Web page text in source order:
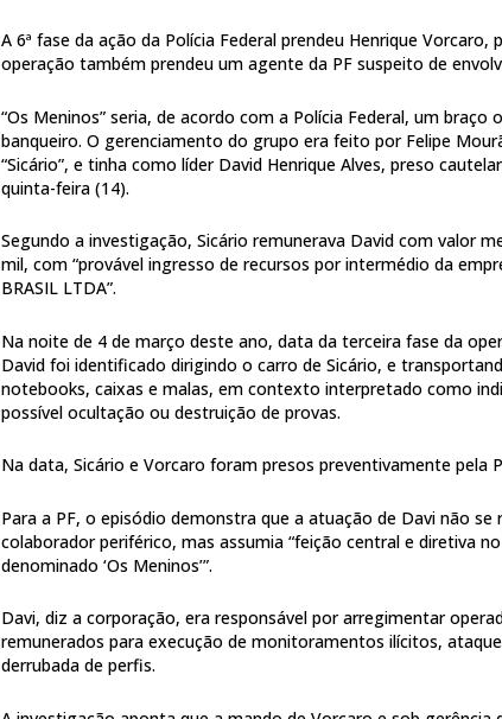
A 6ª fase da ação da Polícia Federal prendeu Henrique Vorcaro,
operação também prendeu um agente da PF suspeito de
“Os Meninos” seria, de acordo com a Polícia Federal, um braço
banqueiro. O gerenciamento do grupo era feito por Felipe
“Sicário”, e tinha como líder David Henrique Alves, preso
quinta-feira (14).
Segundo a investigação, Sicário remunerava David com valor
mil, com “provável ingresso de recursos por intermédio da
BRASIL LTDA”.
Na noite de 4 de março deste ano, data da terceira fase da
David foi identificado dirigindo o carro de Sicário, e
notebooks, caixas e malas, em contexto interpretado como
possível ocultação ou destruição de provas.
Na data, Sicário e Vorcaro foram presos preventivamente pela
Para a PF, o episódio demonstra que a atuação de Davi não se
colaborador periférico, mas assumia “feição central e diretiva
denominado ‘Os Meninos’”.
Davi, diz a corporação, era responsável por arregimentar
remunerados para execução de monitoramentos ilícitos,
derrubada de perfis.